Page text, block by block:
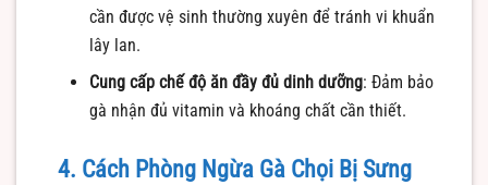
cần được vệ sinh thường xuyên để tránh vi khuẩn
lây lan.
Cung cấp chế độ ăn đầy đủ dinh dưỡng: Đảm bảo
gà nhận đủ vitamin và khoáng chất cần thiết.
4. Cách Phòng Ngừa Gà Chọi Bị Sưng